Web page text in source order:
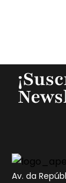
Av. da